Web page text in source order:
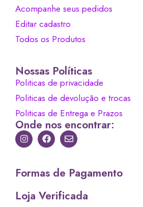
Acompanhe seus pedidos
Editar cadastro
Todos os Produtos
Nossas Políticas
Politicas de privacidade
Politicas de devolução e trocas
Politicas de Entrega e Prazos
Onde nos encontrar:
Formas de Pagamento
Loja Verificada